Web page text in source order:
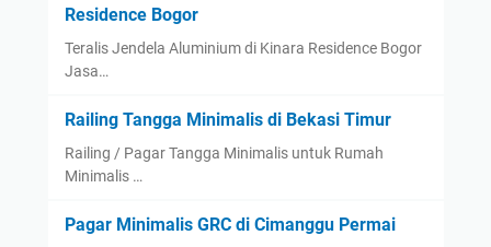
Residence Bogor
Teralis Jendela Aluminium di Kinara Residence Bogor
Jasa…
Railing Tangga Minimalis di Bekasi Timur
Railing / Pagar Tangga Minimalis untuk Rumah
Minimalis …
Pagar Minimalis GRC di Cimanggu Permai